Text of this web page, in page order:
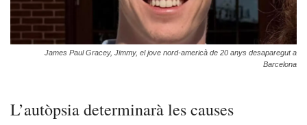
James Paul Gracey, Jimmy, el jove nord-americà de 20 anys desaparegut a
Barcelona
L’autòpsia determinarà les causes